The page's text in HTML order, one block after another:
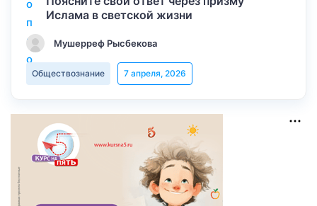
Ислама в светской жизни
Мушерреф Рысбекова
Обществознание 7 апреля, 2026